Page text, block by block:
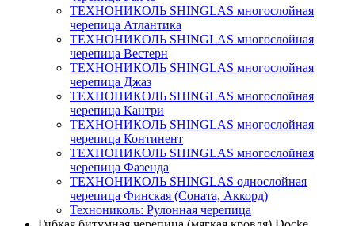
ТЕХНОНИКОЛЬ SHINGLAS многослойная
черепица Атлантика
ТЕХНОНИКОЛЬ SHINGLAS многослойная
черепица Вестерн
ТЕХНОНИКОЛЬ SHINGLAS многослойная
черепица Джаз
ТЕХНОНИКОЛЬ SHINGLAS многослойная
черепица Кантри
ТЕХНОНИКОЛЬ SHINGLAS многослойная
черепица Континент
ТЕХНОНИКОЛЬ SHINGLAS многослойная
черепица Фазенда
ТЕХНОНИКОЛЬ SHINGLAS однослойная
черепица Финская (Соната, Аккорд)
Технониколь: Рулонная черепица